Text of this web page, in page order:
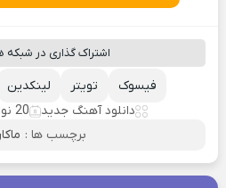
اشتراک گذاری در شبکه
لینکدین تویتر
فیسوک
دانلود آهنگ جدید
20 نوامبر 2022
برچسب ها :